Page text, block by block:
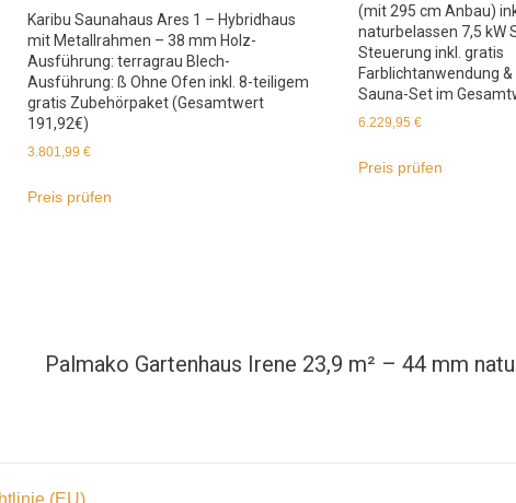
Karibu Saunahaus Ares 1 – Hybridhaus
mit Metallrahmen – 38 mm Holz-
Ausführung: terragrau Blech-
Ausführung: ß Ohne Ofen inkl. 8-teiligem
gratis Zubehörpaket (Gesamtwert
191,92€)
3.801,99 €
Preis prüfen
(mit 295 cm Anbau)
naturbelassen 7,5 kW
Steuerung inkl. gratis
Farblichtanwendung
Sauna-Set im
6.229,95€
Preis prüfen
Palmako Gartenhaus Irene 23,9 m² – 44 mm